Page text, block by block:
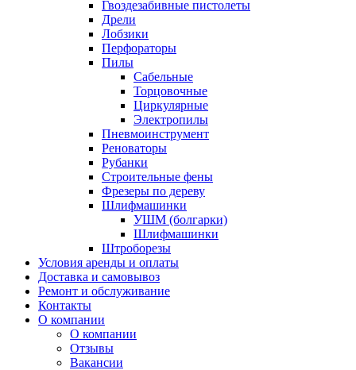
Гвоздезабивные пистолеты
Дрели
Лобзики
Перфораторы
Пилы
Сабельные
Торцовочные
Циркулярные
Электропилы
Пневмоинструмент
Реноваторы
Рубанки
Строительные фены
Фрезеры по дереву
Шлифмашинки
УШМ (болгарки)
Шлифмашинки
Штроборезы
Условия аренды и оплаты
Доставка и самовывоз
Ремонт и обслуживание
Контакты
О компании
О компании
Отзывы
Вакансии